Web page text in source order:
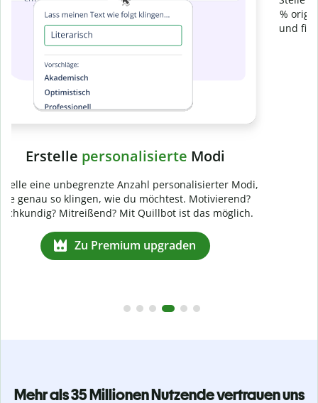
% original ist. Analysiere deine Arbeit in Sekundenschnelle
und finde fehlende Quellenangaben in über 100 Sprachen.
Mehr als 35 Millionen Nutzende vertrauen uns